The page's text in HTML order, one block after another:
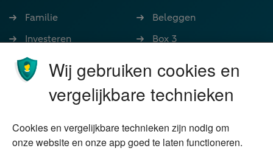
Familie
Investeren
Ondernemen
Stoppen met werken
Wonen
Beleggen
Box 3
Nalatenschap
Schenken
Duurzaam
Over Financial Focus
Wij gebruiken cookies en
vergelijkbare technieken
Cookies en vergelijkbare technieken zijn nodig om
onze website en onze app goed te laten functioneren.